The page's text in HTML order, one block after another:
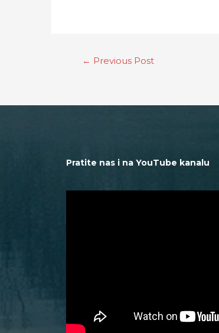
← Previous Post
Pratite nas i na YouTube kanalu